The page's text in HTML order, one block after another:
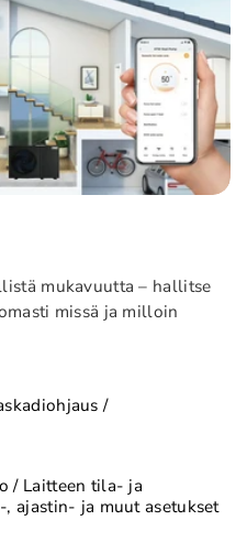
mukavuutta – hallitse
missä ja milloin
/
/ Laitteen tila- ja
ajastin- ja muut asetukset